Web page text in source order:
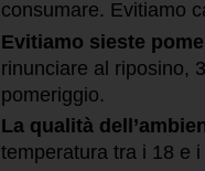
consumare. Evitiamo
Evitiamo sieste
rinunciare al riposino,
pomeriggio.
La qualità
temperatura tra i 18 e